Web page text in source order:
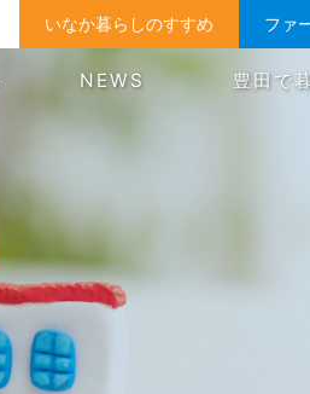
いなか暮らしのすすめ ファ
NEWS 豊田で